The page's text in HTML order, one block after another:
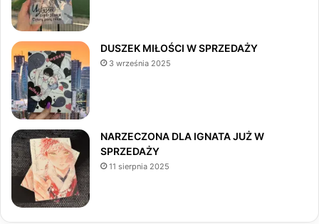
k
DUSZEK MIŁOŚCI W SPRZEDAŻY
3 września 2025
NARZECZONA DLA IGNATA JUŻ W
SPRZEDAŻY
11 sierpnia 2025